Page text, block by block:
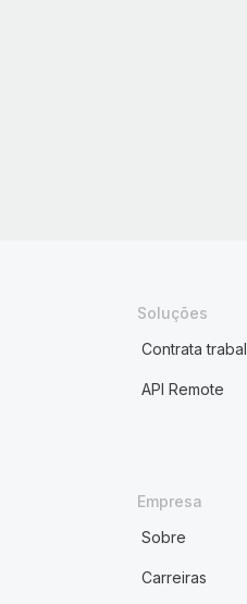
Soluções
Contrata
API Remote
Empresa
Sobre
Carreiras